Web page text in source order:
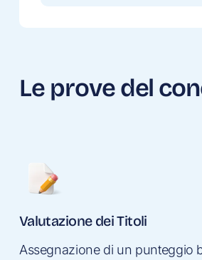
Le prove del
Valutazione dei Titoli
Assegnazione di un punteggio